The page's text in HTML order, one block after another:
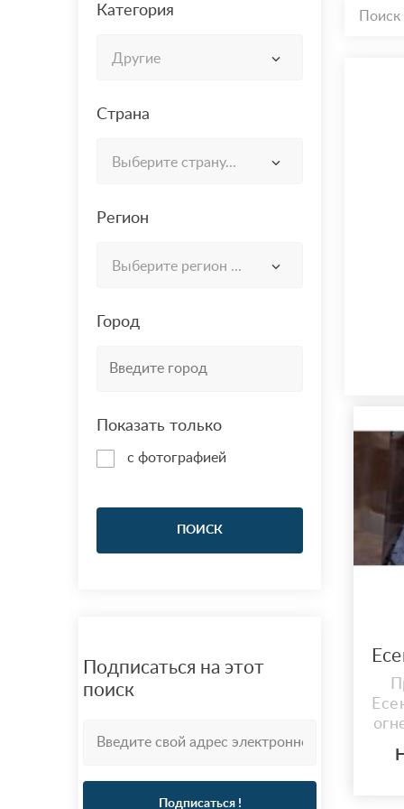
Категория
Другие
Страна
Выберите страну...
Регион
Выберите регион ...
Город
Показать только
с фотографией
ПОИСК
Подписаться на этот
поиск
Подписаться !